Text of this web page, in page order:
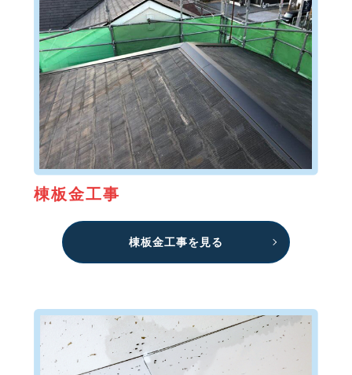
棟板金工事
棟板金工事を見る